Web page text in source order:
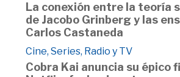
La conexión entre la teoría
de Jacobo Grinberg y las
Carlos Castaneda
Cine, Series, Radio y TV
Cobra Kai anuncia su épico